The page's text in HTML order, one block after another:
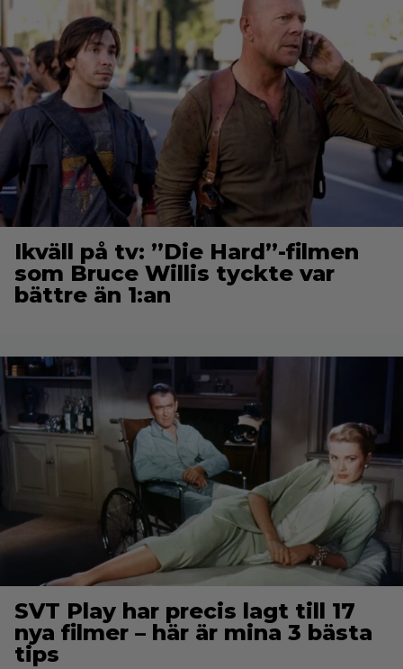
Ikväll på tv: ”Die Hard”-filmen
som Bruce Willis tyckte var
bättre än 1:an
SVT Play har precis lagt till 17
nya filmer – här är mina 3 bästa
tips